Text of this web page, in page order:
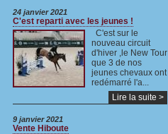
24 janvier 2021
C'est reparti avec les jeunes !
C'est sur le
nouveau circuit
d'hiver ,le New Tour
que 3 de nos
jeunes chevaux ont
redémarré l'a...
Lire la suite >
9 janvier 2021
Vente Hiboute